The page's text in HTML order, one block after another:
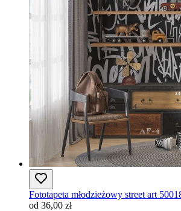
Fototapeta młodzieżowy street art
od 36,00 zł